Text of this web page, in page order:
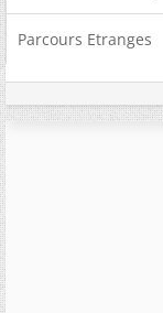
Parcours Etranges